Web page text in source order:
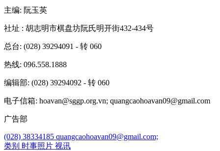
主编: 阮玉英
社址 : 胡志明市棋盘坊阮氏明开街432-434号
总台: (028) 39294091 - 转 060
热线: 096.558.1888
编辑部: (028) 39294092 - 转 060
电子信箱: hoavan@sggp.org.vn; quangcaohoavan09@gmail.com
广告部
(028) 38334185 quangcaohoavan09@gmail.com;
类别 时事照片 视讯